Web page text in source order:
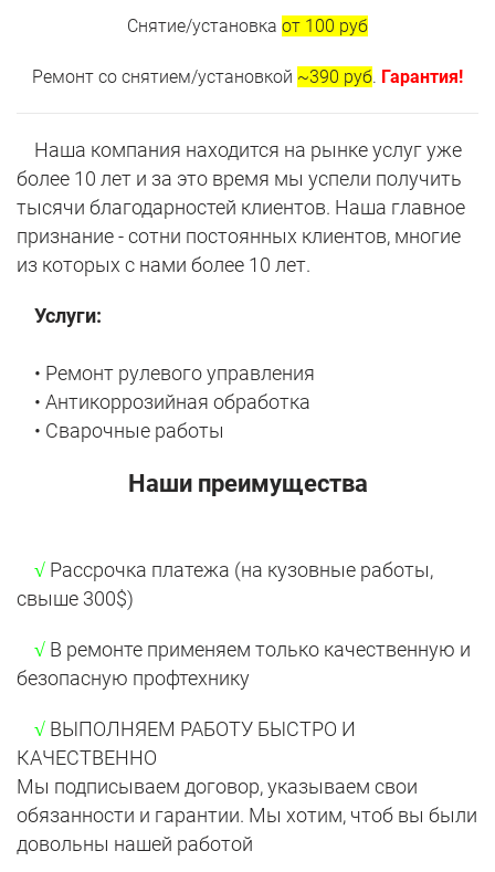
Снятие/установка от 100 руб
Ремонт со снятием/установкой ~390 руб. Гарантия!
Наша компания находится на рынке услуг уже
более 10 лет и за это время мы успели получить
тысячи благодарностей клиентов. Наша главное
признание - сотни постоянных клиентов, многие
из которых с нами более 10 лет.
Услуги:
• Ремонт рулевого управления
• Антикоррозийная обработка
• Сварочные работы
Наши преимущества
√ Рассрочка платежа (на кузовные работы,
свыше 300$)
√ В ремонте применяем только качественную и
безопасную профтехнику
√ ВЫПОЛНЯЕМ РАБОТУ БЫСТРО И
КАЧЕСТВЕННО
Мы подписываем договор, указываем свои
обязанности и гарантии. Мы хотим, чтоб вы были
довольны нашей работой